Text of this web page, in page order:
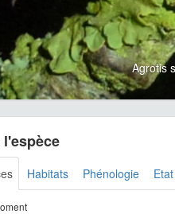
Agrotis
Habitats Phénologie